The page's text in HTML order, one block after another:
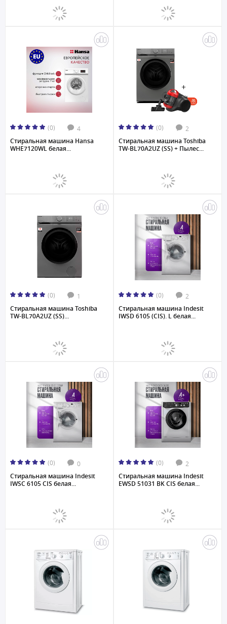
(0) 4
Стиральная машина Hansa
WHE7120WL белая...
(0) 2
Стиральная машина Toshiba
TW-BL70A2UZ (SS) + Пылес...
(0) 1
Стиральная машина Toshiba
TW-BL70A2UZ (SS)...
(0) 2
Стиральная машина Indesit
IWSD 6105 (CIS). L белая...
(0) 0
Стиральная машина Indesit
IWSC 6105 CIS белая...
(0) 2
Стиральная машина Indesit
EWSD 51031 BK CIS белая...